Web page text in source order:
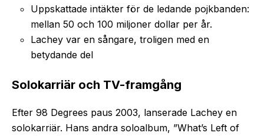
Uppskattade intäkter för de ledande pojkbanden:
mellan 50 och 100 miljoner dollar per år.
Lachey var en sångare, troligen med en
betydande del
Solokarriär och TV-framgång
Efter 98 Degrees paus 2003, lanserade Lachey en
solokarriär. Hans andra soloalbum, ”What’s Left of